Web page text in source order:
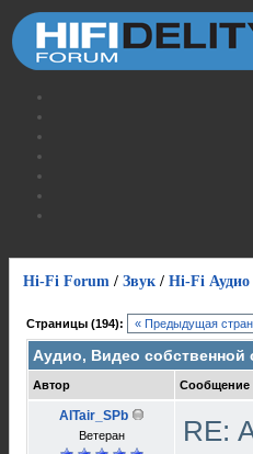
Hi-Fi Forum / Звук / Hi-Fi Аудио
Страницы (194): « Предыдущая
Аудио, Видео собственной
Автор Сообщение
AlTair_SPb
Ветеран RE: